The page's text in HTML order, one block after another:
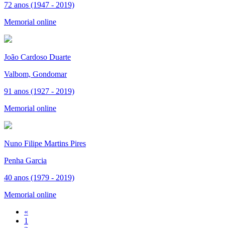
72 anos (1947 - 2019)
Memorial online
João Cardoso Duarte
Valbom, Gondomar
91 anos (1927 - 2019)
Memorial online
Nuno Filipe Martins Pires
Penha Garcia
40 anos (1979 - 2019)
Memorial online
«
1